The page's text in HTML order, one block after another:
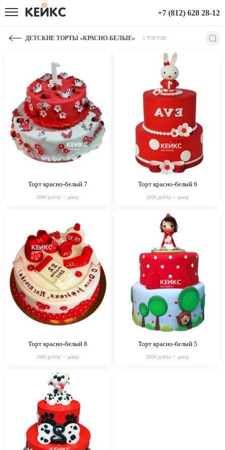
+7 (812) 628 28-12
ДЕТСКИЕ ТОРТЫ «КРАСНО-БЕЛЫЕ» 5 ТОРТОВ
Торт красно-белый 7
2000 руб/кг + декор
Торт красно-белый 6
2000 руб/кг + декор
Торт красно-белый 8
2000 руб/кг + декор
Торт красно-белый 5
2000 руб/кг + декор